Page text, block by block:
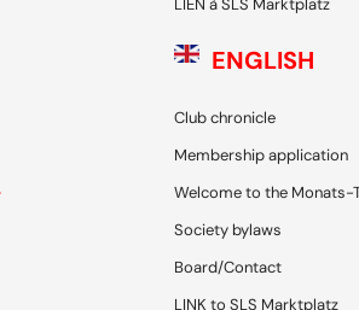
LIEN à SLS Marktplatz
ENGLISH
Club chronicle
Membership application
Welcome to the Monats-
Society bylaws
Board/Contact
LINK to SLS Marktplatz